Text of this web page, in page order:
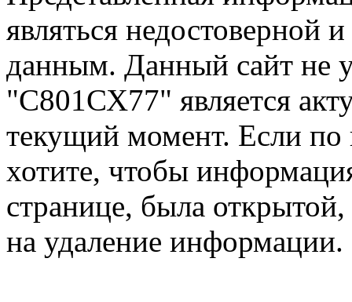
являться недостоверной
данным. Данный сайт не
"С801СХ77" является
текущий момент. Если
хотите, чтобы
странице, была открытой,
на удаление информации.